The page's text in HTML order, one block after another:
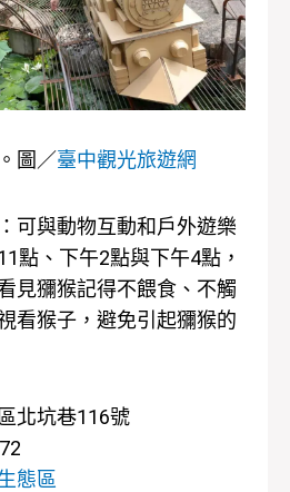
圖／臺中觀光旅遊網
：可與動物互動和戶外遊樂
點、下午2點與下午4點，
見獼猴記得不餵食、不觸
看猴子，避免引起獼猴的
北坑巷116號
態區